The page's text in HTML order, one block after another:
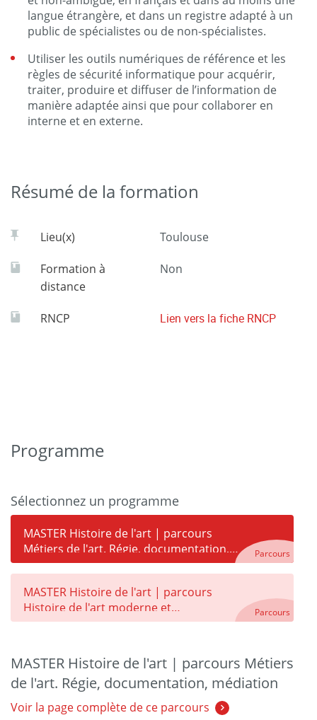
langue étrangère, et dans un registre adapté à un
public de spécialistes ou de non-spécialistes.
Utiliser les outils numériques de référence et les
règles de sécurité informatique pour acquérir,
traiter, produire et diffuser de l’information de
manière adaptée ainsi que pour collaborer en
interne et en externe.
Résumé de la formation
Lieu(x) Toulouse
Formation à
distance
Non
RNCP Lien vers la fiche RNCP
Programme
Sélectionnez un programme
MASTER Histoire de l'art | parcours
Métiers de l'art. Régie, documentation,
médiation
Parcours
MASTER Histoire de l'art | parcours
Histoire de l'art moderne et
contemporain (HAMC)
Parcours
MASTER Histoire de l'art | parcours Métiers
de l'art. Régie, documentation, médiation
Voir la page complète de ce parcours